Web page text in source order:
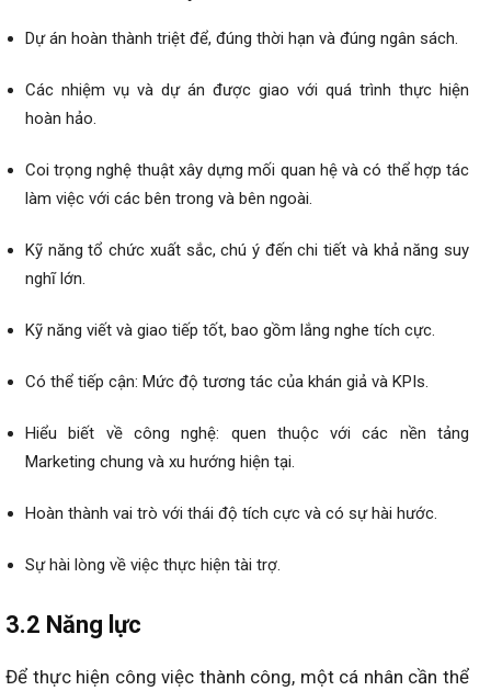
Dự án hoàn thành triệt để, đúng thời hạn và đúng ngân sách.
Các nhiệm vụ và dự án được giao với quá trình thực hiện
hoàn hảo.
Coi trọng nghệ thuật xây dựng mối quan hệ và có thể hợp tác
làm việc với các bên trong và bên ngoài.
Kỹ năng tổ chức xuất sắc, chú ý đến chi tiết và khả năng suy
nghĩ lớn.
Kỹ năng viết và giao tiếp tốt, bao gồm lắng nghe tích cực.
Có thể tiếp cận: Mức độ tương tác của khán giả và KPIs.
Hiểu biết về công nghệ: quen thuộc với các nền tảng
Marketing chung và xu hướng hiện tại.
Hoàn thành vai trò với thái độ tích cực và có sự hài hước.
Sự hài lòng về việc thực hiện tài trợ.
3.2 Năng lực
Để thực hiện công việc thành công, một cá nhân cần thể